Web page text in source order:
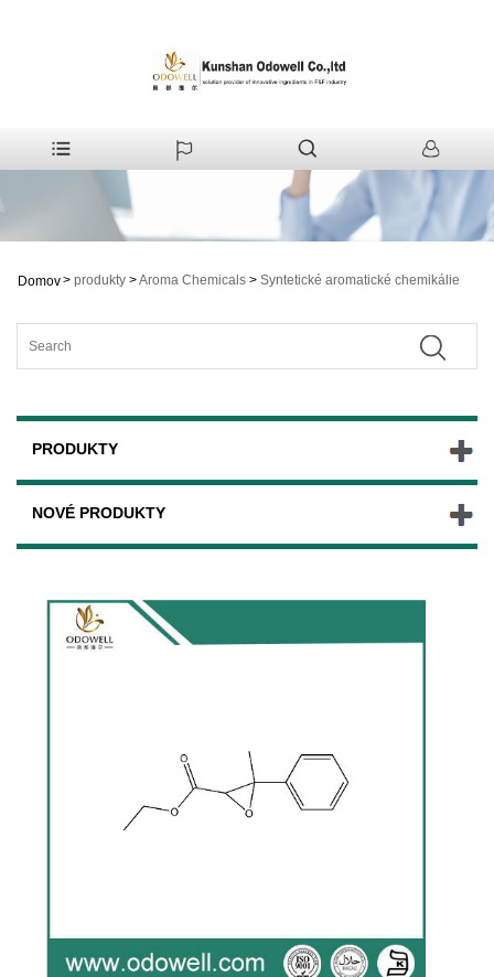
Domov> produkty >Aroma Chemicals > Syntetické aromatické chemikálie
PRODUKTY
NOVÉ PRODUKTY